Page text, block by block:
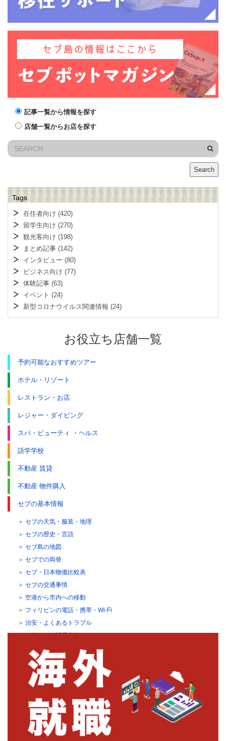
記事一覧から情報を探す
店舗一覧からお店を探す
Search
Tags
在住者向け (420)
留学生向け (270)
観光客向け (198)
まとめ記事 (142)
インタビュー (80)
ビジネス向け (77)
体験記事 (63)
イベント (24)
新型コロナウイルス関連情報 (24)
お役立ち店舗一覧
予約可能なおすすめツアー
ホテル・リゾート
レストラン・お店
レジャー・ダイビング
スパ・ビューティ ・ヘルス
語学学校
不動産 賃貸
不動産 物件購入
セブの基本情報
セブの天気・服装・地理
セブの歴史・言語
セブ島の地図
セブでの両替
セブ・日本物価比較表
セブの交通事情
空港から市内への移動
フィリピンの電話・携帯・Wi-Fi
治安・よくあるトラブル
観光ビザの延長方法